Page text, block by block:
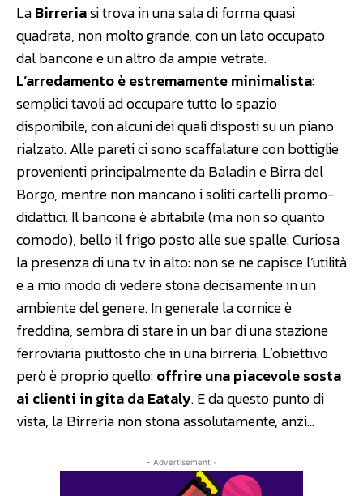
LaBirreriasi trova in una sala di forma quasi
quadrata, non molto grande, con un lato occupato
dal bancone e un altro da ampie vetrate.
L’arredamento è estremamente minimalista:
semplici tavoli ad occupare tutto lo spazio
disponibile, con alcuni dei quali disposti su un piano
rialzato. Alle pareti ci sono scaffalature con bottiglie
provenienti principalmente da Baladin e Birra del
Borgo, mentre non mancano i soliti cartelli promo-
didattici. Il bancone è abitabile (ma non so quanto
comodo), bello il frigo posto alle sue spalle. Curiosa
la presenza di una tv in alto: non se ne capisce l’utilità
e a mio modo di vedere stona decisamente in un
ambiente del genere. In generale la cornice è
freddina, sembra di stare in un bar di una stazione
ferroviaria piuttosto che in una birreria. L’obiettivo
però è proprio quello:offrire una piacevole sosta
ai clienti in gita da Eataly. E da questo punto di
vista, la Birreria non stona assolutamente, anzi…
- Advertisement -